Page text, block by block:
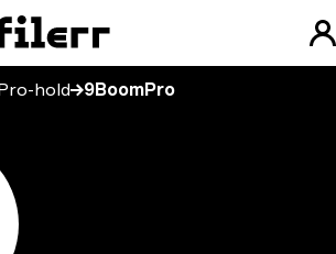
hold 9BoomPro